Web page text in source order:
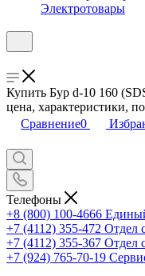
Электротовары
Купить Бур d-10 160
цена, характеристики,
Сравнение0
Телефоны
+8 (800) 100-4666
+7 (4112) 355-472 Отдел
+7 (4112) 355-367 Отдел
+7 (924) 765-70-19